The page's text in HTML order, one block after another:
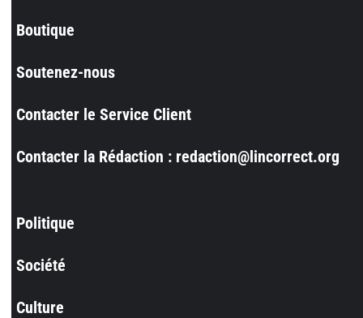
Boutique
Soutenez-nous
Contacter le Service Client
Contacter la Rédaction : redaction@lincorrect.org
Politique
Société
Culture